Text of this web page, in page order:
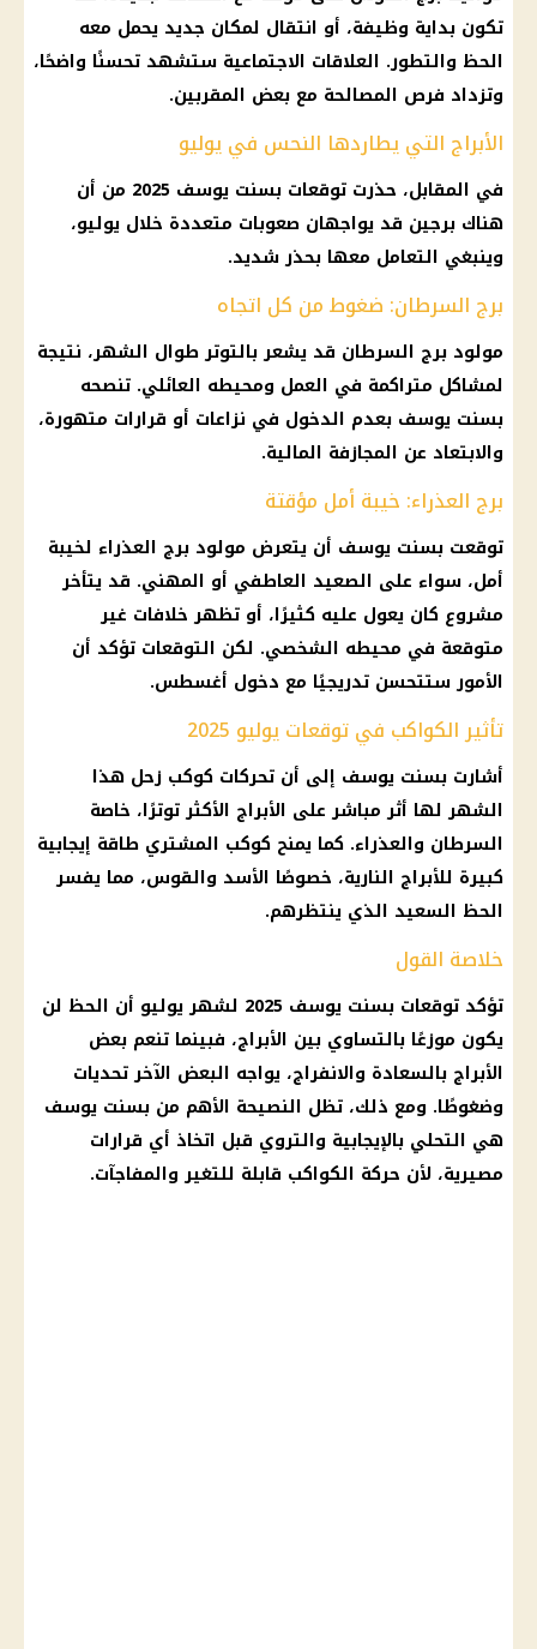
تكون بداية وظيفة، أو انتقال لمكان جديد يحمل معه
الحظ والتطور. العلاقات الاجتماعية ستشهد تحسنًا واضحًا،
وتزداد فرص المصالحة مع بعض المقربين.
الأبراج التي يطاردها النحس في يوليو
في المقابل، حذرت توقعات بسنت يوسف 2025 من أن
هناك برجين قد يواجهان صعوبات متعددة خلال يوليو،
وينبغي التعامل معها بحذر شديد.
برج السرطان: ضغوط من كل اتجاه
مولود برج السرطان قد يشعر بالتوتر طوال الشهر، نتيجة
لمشاكل متراكمة في العمل ومحيطه العائلي. تنصحه
بسنت يوسف بعدم الدخول في نزاعات أو قرارات متهورة،
والابتعاد عن المجازفة المالية.
برج العذراء: خيبة أمل مؤقتة
توقعت بسنت يوسف أن يتعرض مولود برج العذراء لخيبة
أمل، سواء على الصعيد العاطفي أو المهني. قد يتأخر
مشروع كان يعول عليه كثيرًا، أو تظهر خلافات غير
متوقعة في محيطه الشخصي. لكن التوقعات تؤكد أن
الأمور ستتحسن تدريجيًا مع دخول أغسطس.
تأثير الكواكب في توقعات يوليو 2025
أشارت بسنت يوسف إلى أن تحركات كوكب زحل هذا
الشهر لها أثر مباشر على الأبراج الأكثر توترًا، خاصة
السرطان والعذراء. كما يمنح كوكب المشتري طاقة إيجابية
كبيرة للأبراج النارية، خصوصًا الأسد والقوس، مما يفسر
الحظ السعيد الذي ينتظرهم.
خلاصة القول
تؤكد توقعات بسنت يوسف 2025 لشهر يوليو أن الحظ لن
يكون موزعًا بالتساوي بين الأبراج، فبينما تنعم بعض
الأبراج بالسعادة والانفراج، يواجه البعض الآخر تحديات
وضغوطًا. ومع ذلك، تظل النصيحة الأهم من بسنت يوسف
هي التحلي بالإيجابية والتروي قبل اتخاذ أي قرارات
مصيرية، لأن حركة الكواكب قابلة للتغير والمفاجآت.